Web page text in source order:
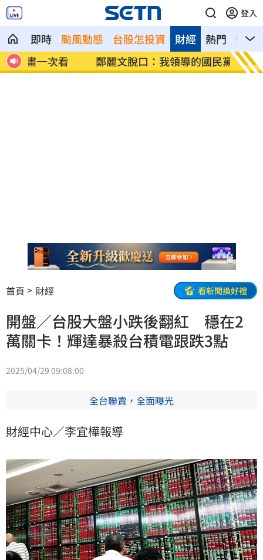
登入
即時 颱風動態 台股怎投資 熱門 影音
財經
鄭麗文脫口：我領導的國民黨支持度很高 投信
首頁 財經 看新聞換好禮
開盤／台股大盤小跌後翻紅 穩在2
萬關卡！輝達暴殺台積電跟跌3點
2025/04/29 09:08:00
全台聯賣，全面曝光
財經中心／李宜樺報導